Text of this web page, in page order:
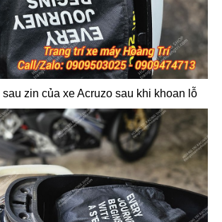
zin của xe Acruzo sau khi khoan lỗ